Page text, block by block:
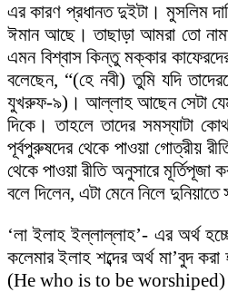
এর কারণ প্রধানত দুইটা। মুসলিম
ঈমান আছে। তাছাড়া আমরা তো
এমন বিশ্বাস কিন্তু মক্কার
বলেছেন, “(হে নবী) তুমি যদি
যুখরুফ-৯)। আল্লাহ আছেন সেটা যেমন
দিকে। তাহলে তাদের সমস্যাটা
পূর্বপুরুষদের থেকে পাওয়া গোত্রীয়
থেকে পাওয়া রীতি অনুসারে
বলে দিলেন, এটা মেনে নিলে
‘লা ইলাহ ইল্লাল্লাহ’- এর অর্থ
কলেমার ইলাহ শব্দের অর্থ মা’বুদ
(He who is to be